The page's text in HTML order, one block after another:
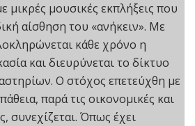
μικρές μουσικές εκπλήξεις που
αίσθηση του «ανήκειν». Με
κάθε χρόνο η
και διευρύνεται το δίκτυο
Ο στόχος επετεύχθη με
παρά τις οικονομικές και
συνεχίζεται. Όπως έχει